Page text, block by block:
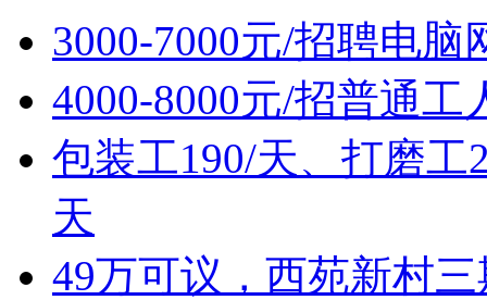
3000-7000元/招聘电脑
4000-8000元/招普通
包装工190/天、打磨工
天
49万可议，西苑新村